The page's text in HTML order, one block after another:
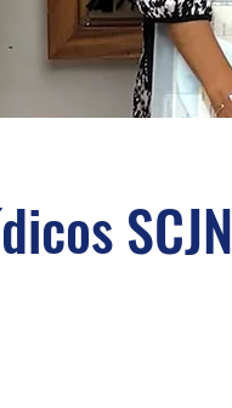
SCJN